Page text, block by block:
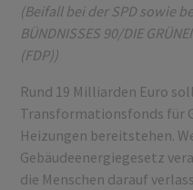
(Beifall bei der SPD sowie
BÜNDNISSES 90/DIE
(FDP))
Rund 19 Milliarden Euro
Transformationsfonds für
Heizungen bereitstehen.
Gebäudeenergiegesetz
die Menschen darauf